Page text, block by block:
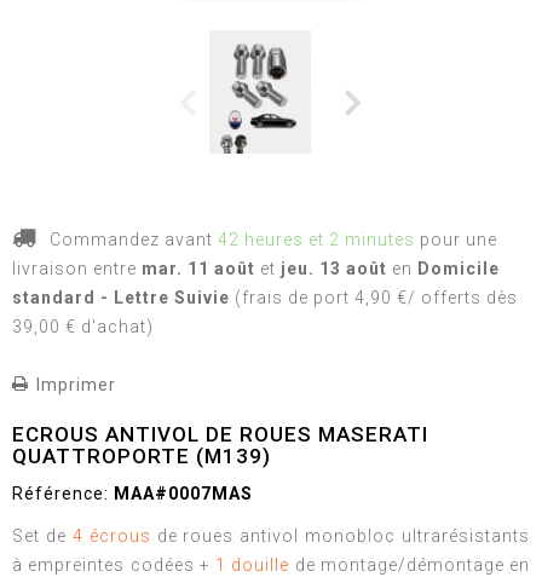
Commandez avant 42 heures et 2 minutes pour une
livraison entre mar. 11 août et jeu. 13 août en Domicile
standard - Lettre Suivie (frais de port 4,90 €/ offerts dès
39,00 € d'achat)
Imprimer
ECROUS ANTIVOL DE ROUES MASERATI
QUATTROPORTE (M139)
Référence: MAA#0007MAS
Set de 4 écrous de roues antivol monobloc ultrarésistants
à empreintes codées + 1 douille de montage/démontage en